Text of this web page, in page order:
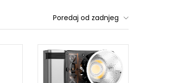
Poredaj od zadnjeg